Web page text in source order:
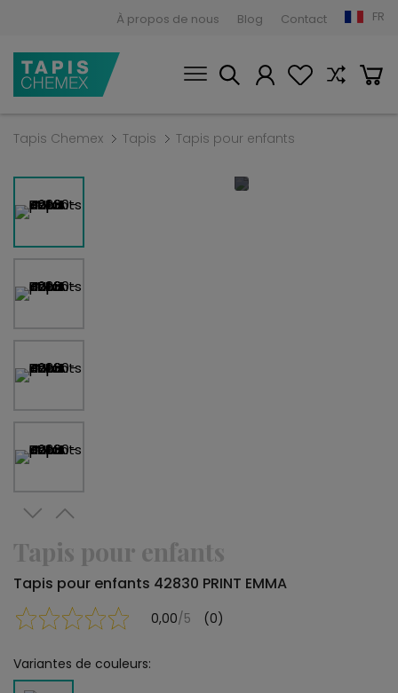
À propos de nous Blog Contact FR
Tapis Chemex Tapis Tapis pour enfants
Tapis pour enfants
Tapis pour enfants 42830 PRINT EMMA
0,00/5 (0)
Variantes de couleurs: